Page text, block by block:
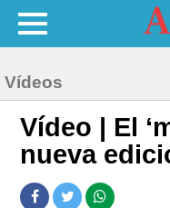
Vídeos
Vídeo | El
nueva